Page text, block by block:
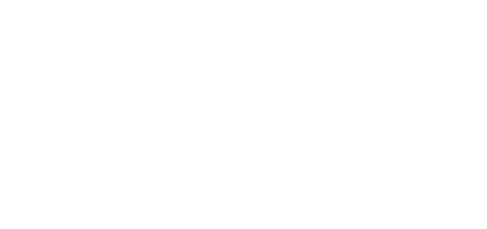
Color: Negro, Talla: 10Y